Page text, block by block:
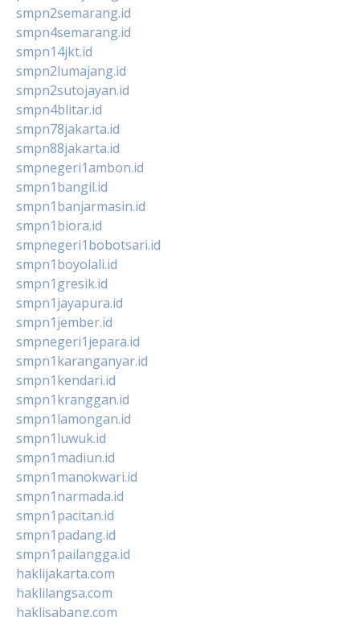
smpn2semarang.id
smpn4semarang.id
smpn14jkt.id
smpn2lumajang.id
smpn2sutojayan.id
smpn4blitar.id
smpn78jakarta.id
smpn88jakarta.id
smpnegeri1ambon.id
smpn1bangil.id
smpn1banjarmasin.id
smpn1biora.id
smpnegeri1bobotsari.id
smpn1boyolali.id
smpn1gresik.id
smpn1jayapura.id
smpn1jember.id
smpnegeri1jepara.id
smpn1karanganyar.id
smpn1kendari.id
smpn1kranggan.id
smpn1lamongan.id
smpn1luwuk.id
smpn1madiun.id
smpn1manokwari.id
smpn1narmada.id
smpn1pacitan.id
smpn1padang.id
smpn1pailangga.id
haklijakarta.com
haklilangsa.com
haklisabang.com